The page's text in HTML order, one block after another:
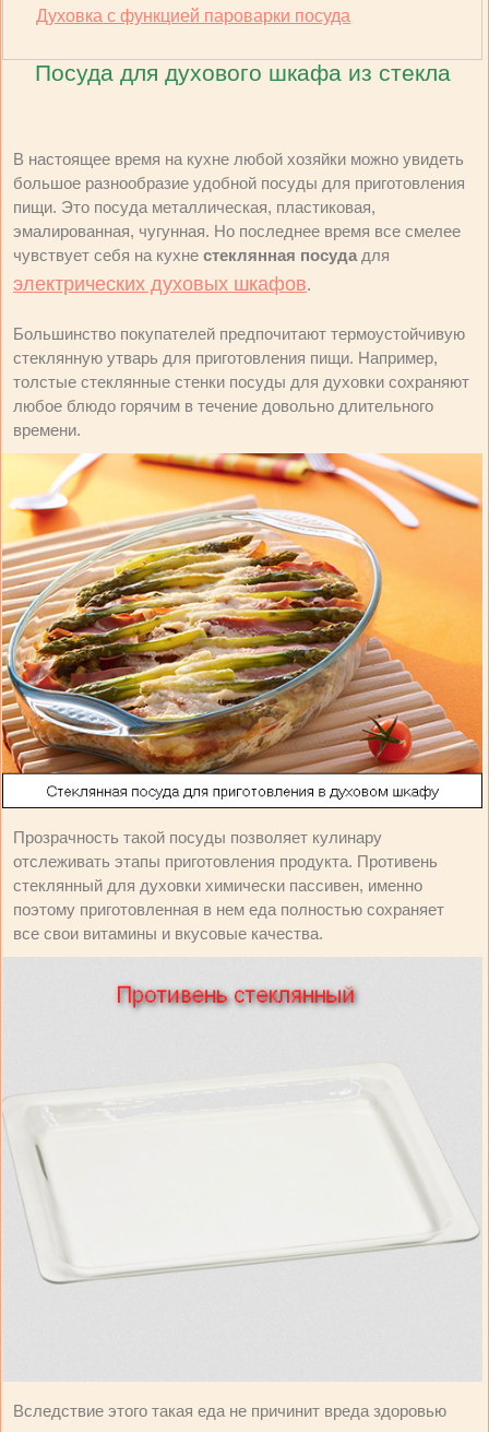
Духовка с функцией пароварки посуда
Посуда для духового шкафа из стекла
В настоящее время на кухне любой хозяйки можно увидеть
большое разнообразие удобной посуды для приготовления
пищи. Это посуда металлическая, пластиковая,
эмалированная, чугунная. Но последнее время все смелее
чувствует себя на кухне стеклянная посуда для
электрических духовых шкафов.
Большинство покупателей предпочитают термоустойчивую
стеклянную утварь для приготовления пищи. Например,
толстые стеклянные стенки посуды для духовки сохраняют
любое блюдо горячим в течение довольно длительного
времени.
Прозрачность такой посуды позволяет кулинару
отслеживать этапы приготовления продукта. Противень
стеклянный для духовки химически пассивен, именно
поэтому приготовленная в нем еда полностью сохраняет
все свои витамины и вкусовые качества.
Вследствие этого такая еда не причинит вреда здоровью